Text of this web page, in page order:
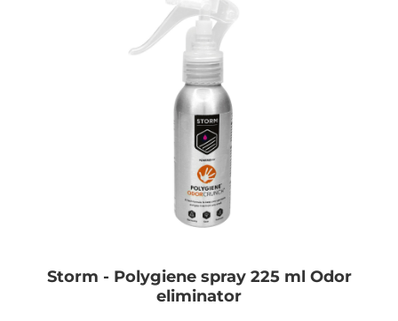
Storm - Polygiene spray 225 ml Odor
eliminator